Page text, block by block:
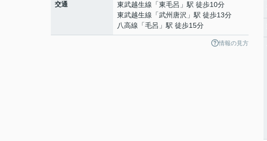
交通 東武越生線 「東毛呂 」駅 徒歩10分
東武越生線 「武州唐沢 」駅 徒歩13分
八高線 「毛呂 」駅 徒歩15分
情報の見方